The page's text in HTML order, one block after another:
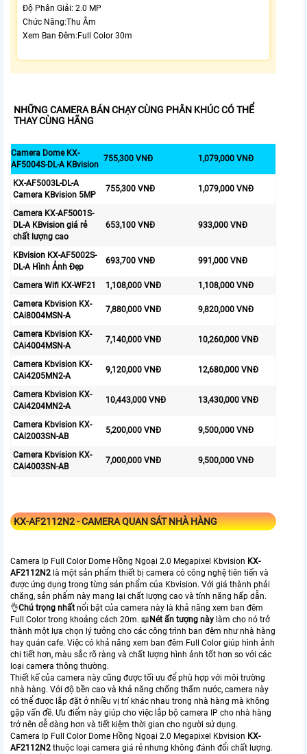
Độ Phân Giải: 2.0 MP
Chức Năng:Thu Âm
Xem Ban Đêm:Full Color 30m
NHỮNG CAMERA BÁN CHẠY CÙNG PHÂN KHÚC CÓ THỂ
THAY CÙNG HÃNG
Camera Dome KX-
AF5004S-DL-A KBvision
755,300 VNĐ 1,079,000 VNĐ
KX-AF5003L-DL-A
Camera KBvision 5MP
755,300 VNĐ 1,079,000 VNĐ
Camera KX-AF5001S-
DL-A KBvision giá rẻ
chất lượng cao
653,100 VNĐ 933,000 VNĐ
KBvision KX-AF5002S-
DL-A Hình Ảnh Đẹp
693,700 VNĐ 991,000 VNĐ
Camera Wifi KX-WF21 1,108,000 VNĐ
1,108,000 VNĐ
Camera Kbvision KX-
CAi8004MSN-A
7,880,000 VNĐ 9,820,000 VNĐ
Camera Kbvision KX-
CAi4004MSN-A
7,140,000 VNĐ 10,260,000 VNĐ
Camera Kbvision KX-
CAi4205MN2-A
9,120,000 VNĐ 12,680,000 VNĐ
Camera Kbvision KX-
CAi4204MN2-A
10,443,000 VNĐ 13,430,000 VNĐ
Camera Kbvision KX-
CAi2003SN-AB
5,200,000 VNĐ 9,500,000 VNĐ
Camera Kbvision KX-
CAi4003SN-AB
7,000,000 VNĐ 9,500,000 VNĐ
KX-AF2112N2 - CAMERA QUAN SÁT NHÀ HÀNG
Camera Ip Full Color Dome Hồng Ngoại 2.0 Megapixel Kbvision KX-
AF2112N2 là một sản phẩm thiết bị camera có công nghệ tiên tiến và
được ứng dụng trong từng sản phẩm của Kbvision. Với giá thành phải
chăng, sản phẩm này mang lại chất lượng cao và tính năng hấp dẫn.
👌Chú trọng nhất nổi bật của camera này là khả năng xem ban đêm
Full Color trong khoảng cách 20m. 📖 Nét ấn tượng này làm cho nó trở
thành một lựa chọn lý tưởng cho các công trình ban đêm như nhà hàng
hay quán cafe. Việc có khả năng xem ban đêm Full Color giúp hình ảnh
chi tiết hơn, màu sắc rõ ràng và chất lượng hình ảnh tốt hơn so với các
loại camera thông thường.
Thiết kế của camera này cũng được tối ưu để phù hợp với môi trường
nhà hàng. Với độ bền cao và khả năng chống thấm nước, camera này
có thể được lắp đặt ở nhiều vị trí khác nhau trong nhà hàng mà không
gặp vấn đề. Ưu điểm này giúp cho việc lắp bộ camera IP cho nhà hàng
trở nên dễ dàng hơn và tiết kiệm thời gian cho người sử dụng.
Camera Ip Full Color Dome Hồng Ngoại 2.0 Megapixel Kbvision KX-
AF2112N2 thuộc loại camera giá rẻ nhưng không đánh đổi chất lượng.